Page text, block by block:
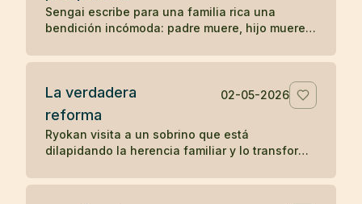
Sengai escribe para una familia rica una
bendición incómoda: padre muere, hijo muere,
prosperidad.
La verdadera
reforma
02-05-2026
Ryokan visita a un sobrino que está
dilapidando la herencia familiar y lo transforma
la vida.